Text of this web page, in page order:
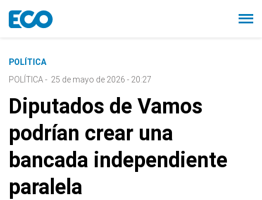
POLÍTICA
POLÍTICA - 25 de mayo de 2026 - 20:27
Diputados de Vamos
podrían crear una
bancada independiente
paralela